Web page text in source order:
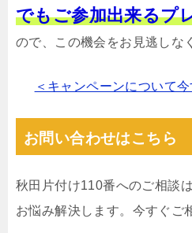
でもご参加出来るプ
ので、この機会をお見逃しな
＜キャンペーンについて
お問い合わせはこちら
秋田片付け110番へのご相談
お悩み解決します。今すぐご